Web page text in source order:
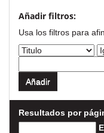
Añadir filtros:
Usa los filtros para
Resultados por